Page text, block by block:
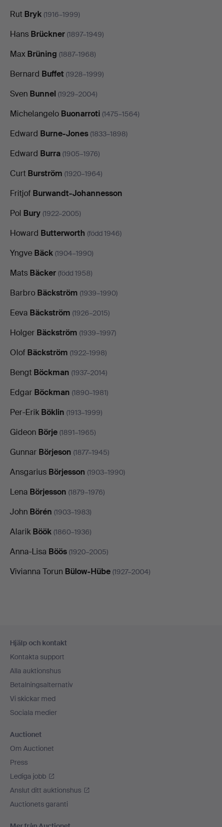
Rut Bryk (1916–1999)
Hans Brückner (1897–1949)
Max Brüning (1887–1968)
Bernard Buffet (1928–1999)
Sven Bunnel (1929–2004)
Michelangelo Buonarroti (1475–1564)
Edward Burne-Jones (1833–1898)
Edward Burra (1905–1976)
Curt Burström (1920–1964)
Fritjof Burwandt-Johannesson
Pol Bury (1922–2005)
Howard Butterworth (född 1946)
Yngve Bäck (1904–1990)
Mats Bäcker (född 1958)
Barbro Bäckström (1939–1990)
Eeva Bäckström (1926–2015)
Holger Bäckström (1939–1997)
Olof Bäckström (1922–1998)
Bengt Böckman (1937–2014)
Edgar Böckman (1890–1981)
Per-Erik Böklin (1913–1999)
Gideon Börje (1891–1965)
Gunnar Börjeson (1877–1945)
Ansgarius Börjesson (1903–1990)
Lena Börjesson (1879–1976)
John Börén (1903–1983)
Alarik Böök (1860–1936)
Anna-Lisa Böös (1920–2005)
Vivianna Torun Bülow-Hübe (1927–2004)
Hjälp och kontakt
Kontakta support
Alla auktionshus
Betalningsalternativ
Vi skickar med
Sociala medier
Auctionet
Om Auctionet
Press
Lediga jobb
Anslut ditt auktionshus
Auctionets garanti